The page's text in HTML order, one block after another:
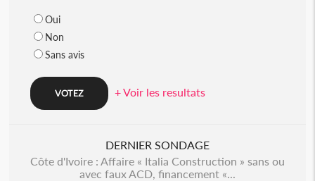
Oui
Non
Sans avis
+ Voir les resultats
DERNIER SONDAGE
Côte d'Ivoire : Affaire « Italia Construction » sans ou
avec faux ACD, financement «...